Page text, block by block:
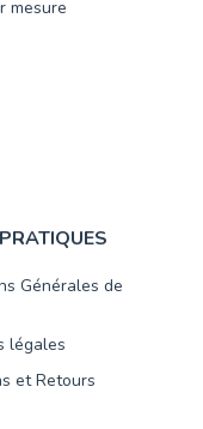
mesure
Générales de
légales
et Retours